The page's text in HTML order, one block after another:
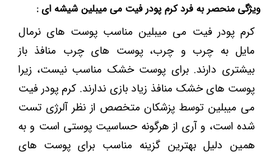
ویژگی منحصر به فرد کرم پودر فیت می میبلین شیشه ای :
کرم پودر فیت می میبلین مناسب پوست های نرمال
مایل به چرب و چرب، پوست های چرب منافذ باز
بیشتری دارند. برای پوست خشک مناسب نیست، زیرا
پوست های خشک منافذ زیاد بازی ندارند. کرم پودر فیت
می میبلین توسط پزشکان متخصص از نظر آلرژی تست
شده است، و آری از هرگونه حساسیت پوستی است و به
همین دلیل بهترین گزینه مناسب برای پوست های